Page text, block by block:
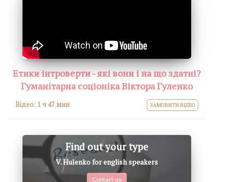
Етики інтроверти - які вони і на що здатні?
Гуманітарна соціоніка Віктора Гуленко
ЗАМОВИТИ ВІДЕО
Відео: 1 ч 47 мин
Find out your type
V. Hulenko for english speakers
Contact us